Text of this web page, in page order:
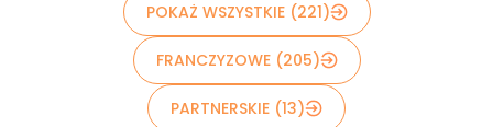
POKAŻ WSZYSTKIE (221)
FRANCZYZOWE (205)
PARTNERSKIE (13)